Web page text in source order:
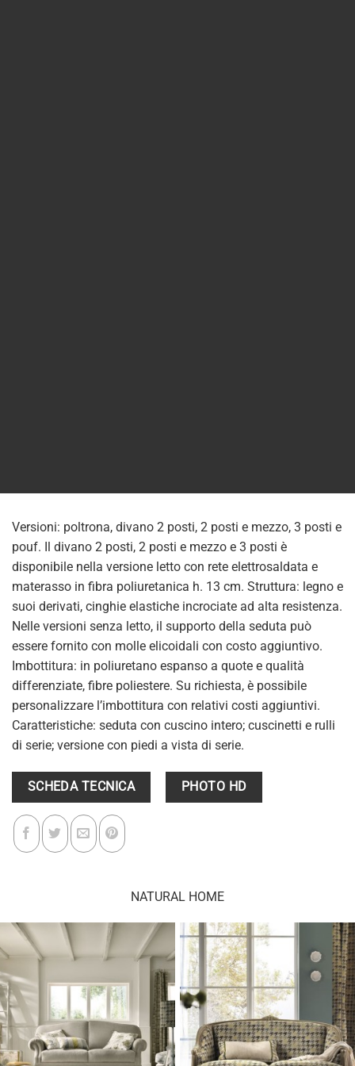
Versioni: poltrona, divano 2 posti, 2 posti e mezzo, 3 posti e
pouf. Il divano 2 posti, 2 posti e mezzo e 3 posti è
disponibile nella versione letto con rete elettrosaldata e
materasso in fibra poliuretanica h. 13 cm. Struttura: legno e
suoi derivati, cinghie elastiche incrociate ad alta resistenza.
Nelle versioni senza letto, il supporto della seduta può
essere fornito con molle elicoidali con costo aggiuntivo.
Imbottitura: in poliuretano espanso a quote e qualità
differenziate, fibre poliestere. Su richiesta, è possibile
personalizzare l’imbottitura con relativi costi aggiuntivi.
Caratteristiche: seduta con cuscino intero; cuscinetti e rulli
di serie; versione con piedi a vista di serie.
SCHEDA TECNICA PHOTO HD
NATURAL HOME